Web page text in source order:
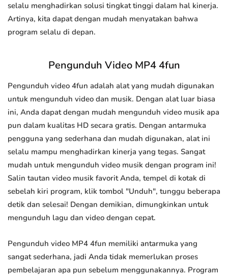
selalu menghadirkan solusi tingkat tinggi dalam hal kinerja.
Artinya, kita dapat dengan mudah menyatakan bahwa
program selalu di depan.
Pengunduh Video MP4 4fun
Pengunduh video 4fun adalah alat yang mudah digunakan
untuk mengunduh video dan musik. Dengan alat luar biasa
ini, Anda dapat dengan mudah mengunduh video musik apa
pun dalam kualitas HD secara gratis. Dengan antarmuka
pengguna yang sederhana dan mudah digunakan, alat ini
selalu mampu menghadirkan kinerja yang tegas. Sangat
mudah untuk mengunduh video musik dengan program ini!
Salin tautan video musik favorit Anda, tempel di kotak di
sebelah kiri program, klik tombol "Unduh", tunggu beberapa
detik dan selesai! Dengan demikian, dimungkinkan untuk
mengunduh lagu dan video dengan cepat.
Pengunduh video MP4 4fun memiliki antarmuka yang
sangat sederhana, jadi Anda tidak memerlukan proses
pembelajaran apa pun sebelum menggunakannya. Program